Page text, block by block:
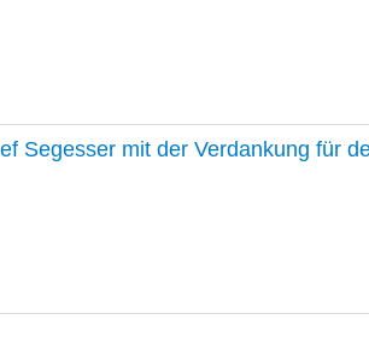
Segesser mit der Verdankung für